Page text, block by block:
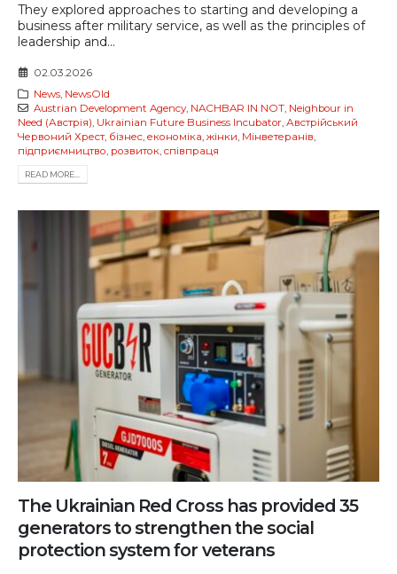
They explored approaches to starting and developing a
business after military service, as well as the principles of
leadership and...
02.03.2026
News, NewsOld
Austrian Development Agency, NACHBAR IN NOT, Neighbour in
Need (Австрія), Ukrainian Future Business Incubator, Австрійський
Червоний Хрест, бізнес, економіка, жінки, Мінветеранів,
підприємництво, розвиток, співпраця
READ MORE...
The Ukrainian Red Cross has provided 35
generators to strengthen the social
protection system for veterans